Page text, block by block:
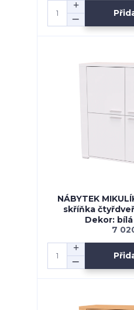
NÁBYTEK
skříňka
Dekor:
7